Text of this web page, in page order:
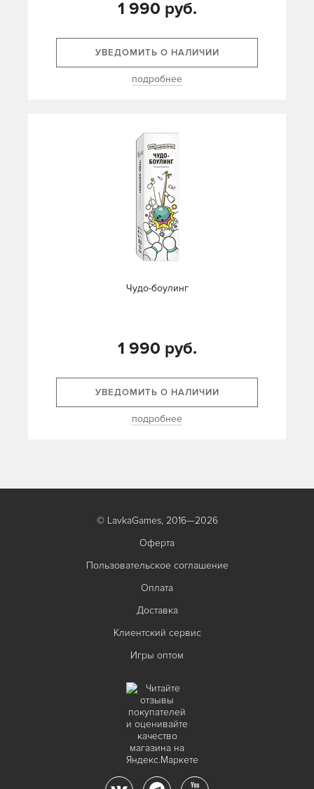
1 990 руб.
УВЕДОМИТЬ О НАЛИЧИИ
подробнее
Чудо-боулинг
1 990 руб.
УВЕДОМИТЬ О НАЛИЧИИ
подробнее
© LavkaGames, 2016—2026
Оферта
Пользовательское соглашение
Оплата
Доставка
Клиентский сервис
Игры оптом